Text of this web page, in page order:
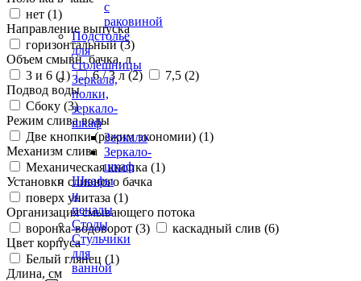
с
раковиной
Подстолье
для
столешницы
Зеркала,
полки,
зеркало-
шкаф
Зеркало
Зеркало-
шкаф
Шкафы
и
пеналы
Столы
Стульчики
для
ванной
нет (1)
Направление выпуска
горизонтальный (3)
Объем смывн. бачка, л
3 и 6 (1) 6 / 3 л (2) 7,5 (2)
Подвод воды
Сбоку (3)
Режим слива воды
Две кнопки (режим экономии) (1)
Механизм слива
Механическая кнопка (1)
Установки сливного бачка
поверх унитаза (1)
Организация смывающего потока
воронка-водоворот (3) каскадный слив (6)
Цвет корпуса
Белый глянец (1)
Длина, см